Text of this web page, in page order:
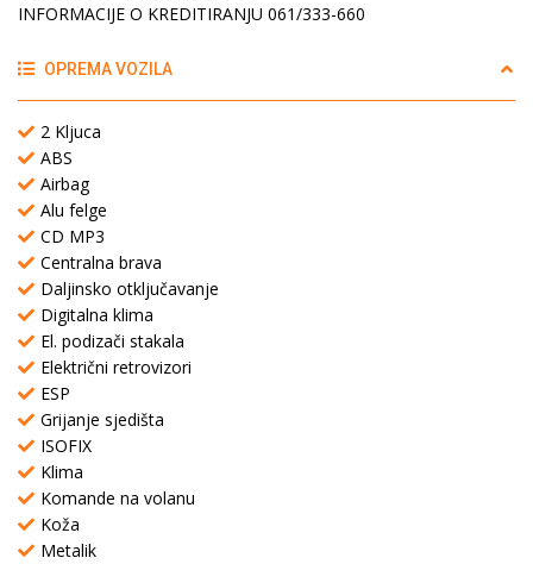
INFORMACIJE O KREDITIRANJU 061/333-660
OPREMA VOZILA
2 Kljuca
ABS
Airbag
Alu felge
CD MP3
Centralna brava
Daljinsko otključavanje
Digitalna klima
El. podizači stakala
Električni retrovizori
ESP
Grijanje sjedišta
ISOFIX
Klima
Komande na volanu
Koža
Metalik